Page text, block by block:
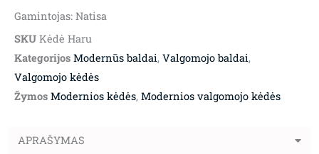
Gamintojas: Natisa
SKU Kėdė Haru
Kategorijos Modernūs baldai, Valgomojo baldai,
Valgomojo kėdės
Žymos Modernios kėdės, Modernios valgomojo kėdės
APRAŠYMAS